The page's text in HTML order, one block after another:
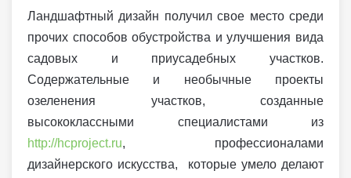
Ландшафтный дизайн получил свое место среди
прочих способов обустройства и улучшения вида
садовых и приусадебных участков.
Содержательные и необычные проекты
озеленения участков, созданные
высококлассными специалистами из
http://hcproject.ru, профессионалами
дизайнерского искусства, которые умело делают